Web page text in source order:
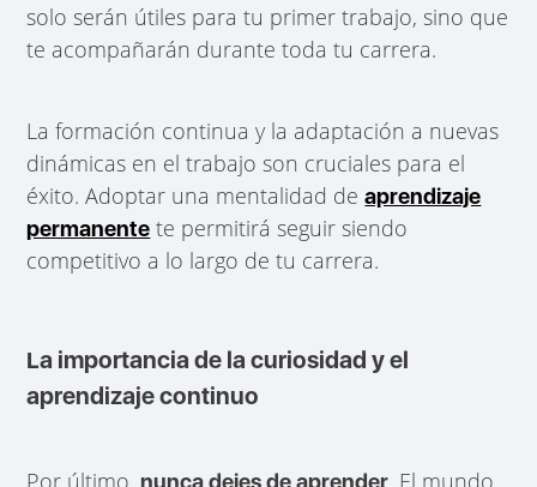
solo serán útiles para tu primer trabajo, sino que
te acompañarán durante toda tu carrera.
La formación continua y la adaptación a nuevas
dinámicas en el trabajo son cruciales para el
éxito. Adoptar una mentalidad deaprendizaje
permanente te permitirá seguir siendo
competitivo a lo largo de tu carrera.
La importancia de la curiosidad y el
aprendizaje continuo